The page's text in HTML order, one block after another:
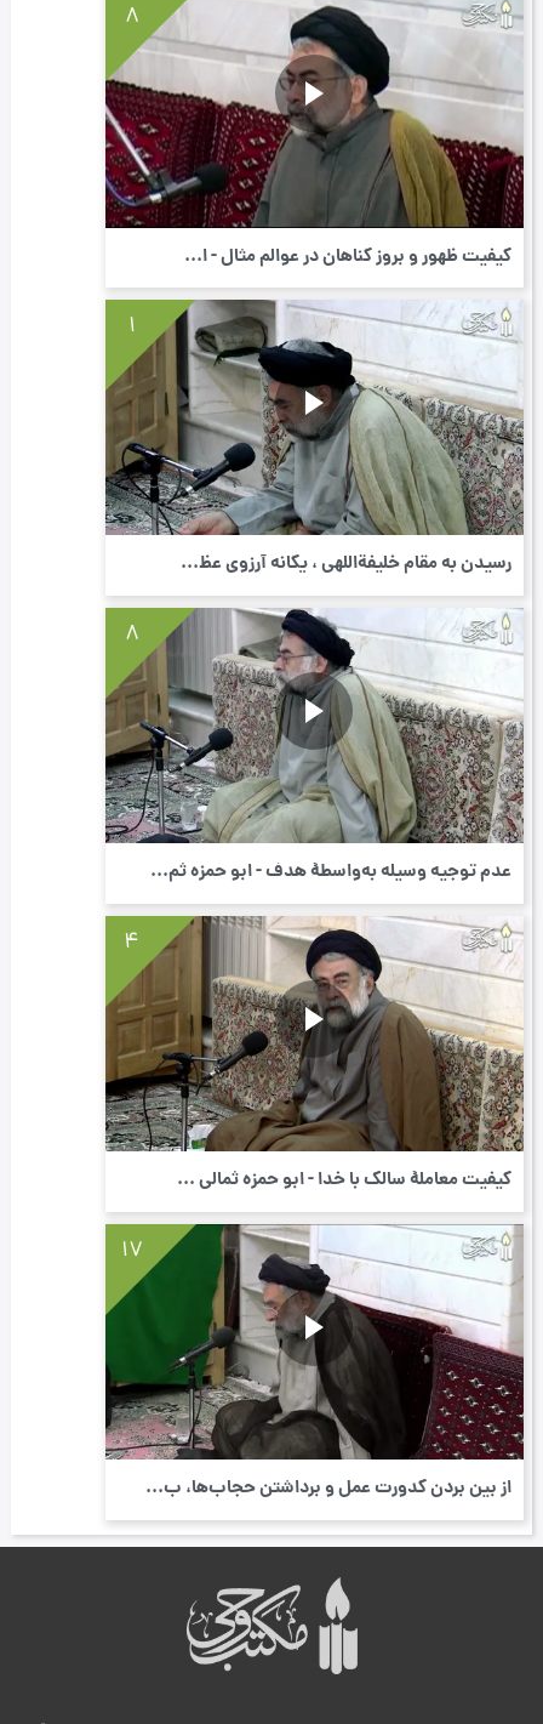
8
كیفیت ظهور و بروز گناهان در عوالم مثال - ا...
1
رسیدن به مقام خلیفةاللَهی ، یگانه آرزوی عظ...
8
عدم توجیه وسیله به‌واسطۀ هدف - ابو حمزه ثم...
4
کیفیت معاملۀ سالک با خدا - ابو حمزه ثمالی ...
17
از بین بردن کدورت عمل و برداشتن حجاب‌ها، ب...